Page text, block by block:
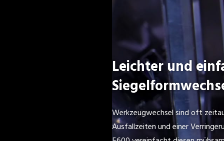
Leichter und
Werkzeugwechsel sind oft
Ausfallzeiten und einer